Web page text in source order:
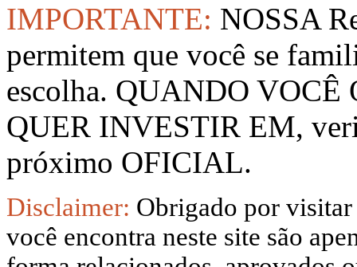
IMPORTANTE: NOSSA
permitem que você se
escolha. QUANDO
QUER INVESTIR EM,
próximo OFICIAL.
Disclaimer: Obrigado por visitar
você encontra neste site são